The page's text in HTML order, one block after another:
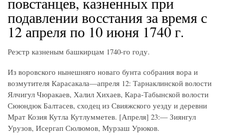
подавлении восстания за время с
12 апреля по 10 июня 1740 г.
Реэстр казненым башкирцам 1740-го году.
Из воровского нынешняго новаго бунта собрания вора и
возмутителя Карасакала—апреля 12: Тарнаклинской волости
Ялчигул Чюракаев, Халил Хихаев, Кара-Табынской волости
Сююндюк Балтасев, сходец из Свияжского уезду и деревни
Мрат Козия Кутла Кутлумметев. [Апреля] 23:— Зиянгул
Урузов, Исергап Сюлюмов, Мурзаш Урюков.